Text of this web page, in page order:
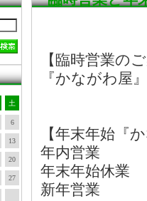
土
6
13
20
27
【臨時営業の
『かながわ屋
【年末年始『
年内営業 １
年末年始休業
新年営業